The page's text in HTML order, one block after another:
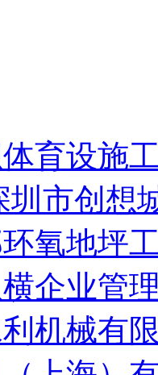
育设施
圳市创想
氧地坪
企业管
机械有